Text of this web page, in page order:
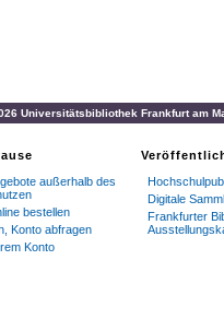
Universitätsbibliothek Frankfurt am
außerhalb des
bestellen
Konto abfragen
Konto
Digitale
Frankfurter